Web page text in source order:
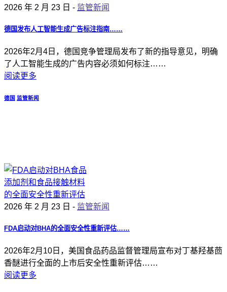
2026 年 2 月 23 日 - 监管新闻
德国发布人工智能生成广告标注指南……
2026年2月4日，德国竞争管理局发布了新的指导意见，明确
了人工智能生成的广告内容必须如何标注……
阅读更多
德国 监管新闻
2026 年 2 月 23 日 - 监管新闻
FDA启动对BHA的全面安全性重新评估……
2026年2月10日，美国食品药品监督管理局宣布对丁基羟基茴
香醚进行全面的上市后安全性重新评估……
阅读更多